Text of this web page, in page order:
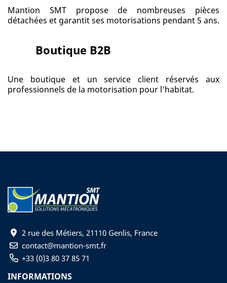
Mantion SMT propose de nombreuses pièces
détachées et garantit ses motorisations pendant 5 ans.
Boutique B2B
Une boutique et un service client réservés aux
professionnels de la motorisation pour l'habitat.
2 rue des Métiers, 21110 Genlis, France
contact@mantion-smt.fr
+33 (0)3 80 37 85 71
INFORMATIONS